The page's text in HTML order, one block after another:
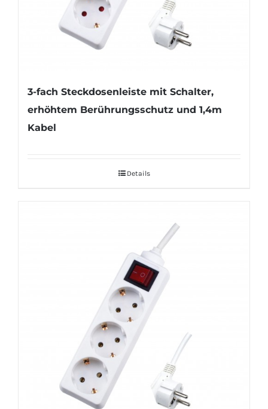
3-fach Steckdosenleiste mit Schalter,
erhöhtem Berührungsschutz und 1,4m
Kabel
Details